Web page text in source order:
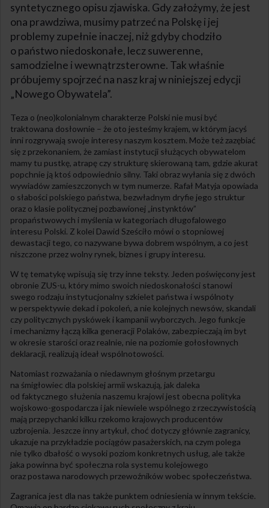
syntetycznego opisu zjawiska. Gdy założymy, że jest
ona prawdziwa, musimy patrzeć na Polskę i jej
problemy zupełnie inaczej, niż gdyby chodziło
o państwo niedoskonałe, lecz suwerenne,
samodzielne i wewnątrzsterowne. Tak właśnie
próbujemy spojrzeć na nasz kraj w niniejszej edycji
„Nowego Obywatela”.
Teza o (neo)kolonialnym charakterze Polski nie musi być
traktowana dosłownie – że oto jesteśmy krajem, w którym jacyś
inni rozgrywają swoje interesy naszym kosztem. Może też zazębiać
się z przekonaniem, że zamiast instytucji służących obywatelom
mamy tu pustkę, atrapę czy strukturę skierowaną tam, gdzie akurat
popchnie ją ktoś odpowiednio silny. Taki obraz wyłania się z dwóch
wywiadów zamieszczonych w tym numerze. Rafał Matyja opowiada
o słabości polskiego państwa, bezwładnym dryfie jego struktur
oraz o klasie politycznej pozbawionej „instynktów”
propaństwowych i myślenia w kategoriach długofalowego
interesu Polski. Z kolei Dawid Sześciło mówi o stopniowej
dewastacji tego, co nazywane bywa dobrem wspólnym, a co jest
niszczone przez wolny rynek, biznes i grupy interesu.
W tę tematykę wpisują się trzy inne teksty. Jeden poświęcony jest
obronie ZUS-u, który mimo swoich niedoskonałości stanowi
swego rodzaju instytucjonalny szkielet państwa i wspólnoty
w perspektywie dekad i pokoleń, a nie kolejnych newsów, skandali
czy politycznych pyskówek i kampanii wyborczych. Jego funkcje
i mechanizmy łączą kilka generacji Polaków, zabezpieczają im byt
w okresie starości oraz realnie, nie na poziomie gołosłownych
deklaracji, realizują ideał wspólnotowości.
Natomiast rozważania o niedawnym głośnym przetargu
na śmigłowiec dla polskiej armii wskazują, jak daleka
od faktycznego służenia naszemu krajowi jest obecna polityka
wojskowo-gospodarcza i jak niewiele wspólnego z rzeczywistością
mają przepychanki kilku rzekomo krajowych producentów
uzbrojenia. Jeszcze inny artykuł, choć dotyczy głównie zagranicy,
ukazuje na przykładzie pociągów pasażerskich, na czym polega
nie tylko dbałość o wysoki poziom konkretnych usług, ale także
jaka powinna być społeczna rola systemu kolejowego
oraz postawa narodowych przewoźników wobec społeczeństwa.
Zagranica jest dla nas także punktem odniesienia w innym tekście.